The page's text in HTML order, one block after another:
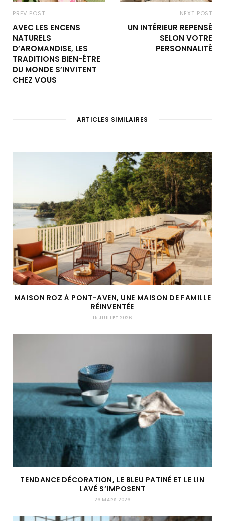
PREV POST
AVEC LES ENCENS
NATURELS
D’AROMANDISE, LES
TRADITIONS BIEN-ÊTRE
DU MONDE S’INVITENT
CHEZ VOUS
NEXT POST
UN INTÉRIEUR REPENSÉ
SELON VOTRE
PERSONNALITÉ
ARTICLES SIMILAIRES
MAISON ROZ À PONT-AVEN, UNE MAISON DE FAMILLE
RÉINVENTÉE
15 JUILLET 2026
TENDANCE DÉCORATION, LE BLEU PATINÉ ET LE LIN
LAVÉ S’IMPOSENT
26 MARS 2026